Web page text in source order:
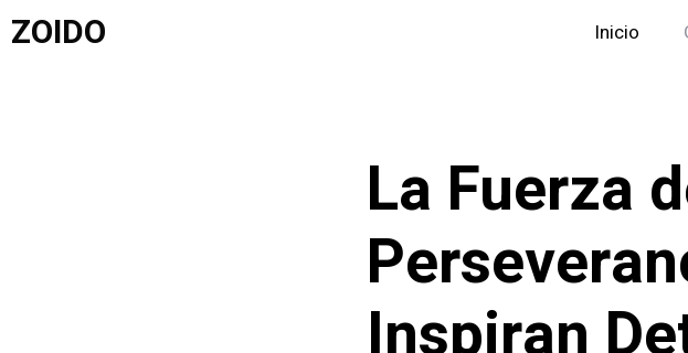
Saltar
alZOIDO Inicio
La Fuerza